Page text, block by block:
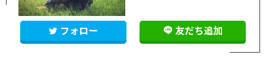
フォロー 友だち追加